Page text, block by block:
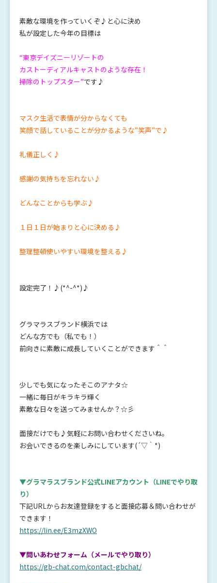
素敵な環境を作っていくぞ♪と心に決め
私が設定した今年の目標は
“東京デイズニーリゾートの
カストーディアルキャストのような存在！
掃除のトップスター”です♪
マスク生活で表情が分からなくても
笑顔で話していることが分かるような”笑声”で♪
礼儀正しく♪
感謝の気持ちを忘れない♪
どんなことからも学ぶ♪
１日１日が始まりと心に決める♪
整理整頓使いやすい環境を整える♪
設定完了！♪(*^-^*)♪
グラマラスブランド横浜では
どんな方でも（私でも！）
前向きに素敵に成長していくことができます＾＾
少しでも気になったそこのアナタ☆
一緒に毎日がキラキラ輝く
素敵な日々を送ってみませんか？☆彡
面接だけでも♪気軽にお問い合わせくださいね。
お会いできるのを楽しみにしています(´▽｀*)
▼グラマラスブランド公式LINEアカウント （LINEでやり取
り）
下記URLからお友達登録をすると面接応募＆問い合わせが
できます！
https://lin.ee/E3mzXWO
▼問いあわせフォーム（メールでやり取り）
https://gb-chat.com/contact-gbchat/